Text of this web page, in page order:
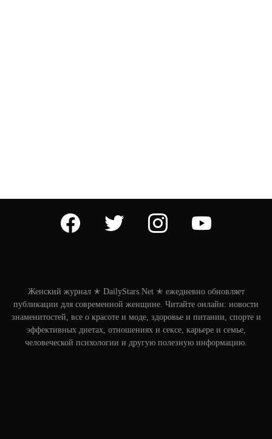
facebook twitter instagram youtube
Женский журнал ✭ DailyStars.Net ✭ ежедневно обновляет
публикации для современной женщине. Читайте онлайн: новости
знаменитостей, все о красоте и моде, здоровье и питании, спорте и
эффективных диетах, отношениях и сексе, карьере и семье,
человеческой психологии и другую полезную информацию.